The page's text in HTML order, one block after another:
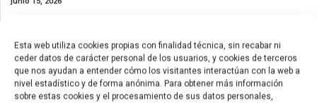
Esta web utiliza cookies propias con finalidad técnica, sin recabar ni
ceder datos de carácter personal de los usuarios, y cookies de terceros
que nos ayudan a entender cómo los visitantes interactúan con la web a
nivel estadístico y de forma anónima. Para obtener más información
sobre estas cookies y el procesamiento de sus datos personales,